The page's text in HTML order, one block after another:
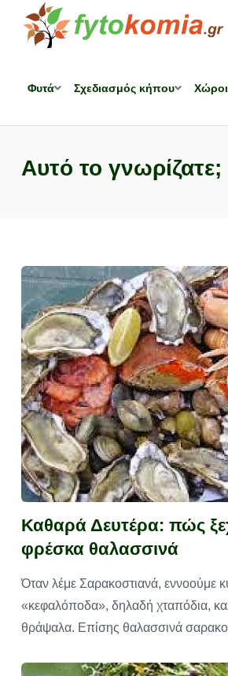
Φυτά Σχεδιασμός κήπου
Αυτό το γνωρίζατε;
Καθαρά Δευτέρα: πώς
φρέσκα θαλασσινά
Όταν λέμε Σαρακοστιανά, εννοούμε
«κεφαλόποδα», δηλαδή χταπόδια,
θράψαλα. Επίσης θαλασσινά